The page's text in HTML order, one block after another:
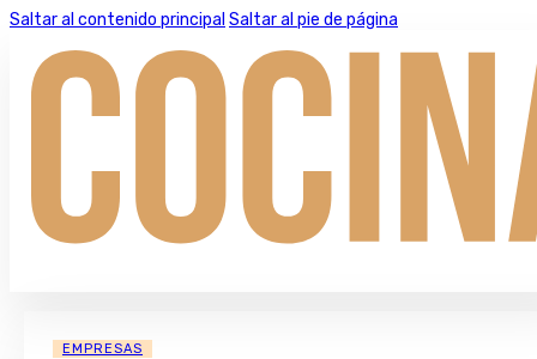
Saltar al contenido principal Saltar al pie de página
EMPRESAS